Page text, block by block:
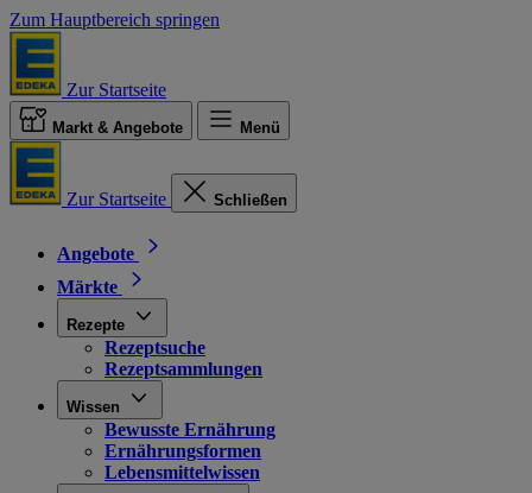
Zum Hauptbereich springen
Zur Startseite
Markt & Angebote Menü
Zur Startseite Schließen
Angebote
Märkte
Rezepte
Rezeptsuche
Rezeptsammlungen
Wissen
Bewusste Ernährung
Ernährungsformen
Lebensmittelwissen